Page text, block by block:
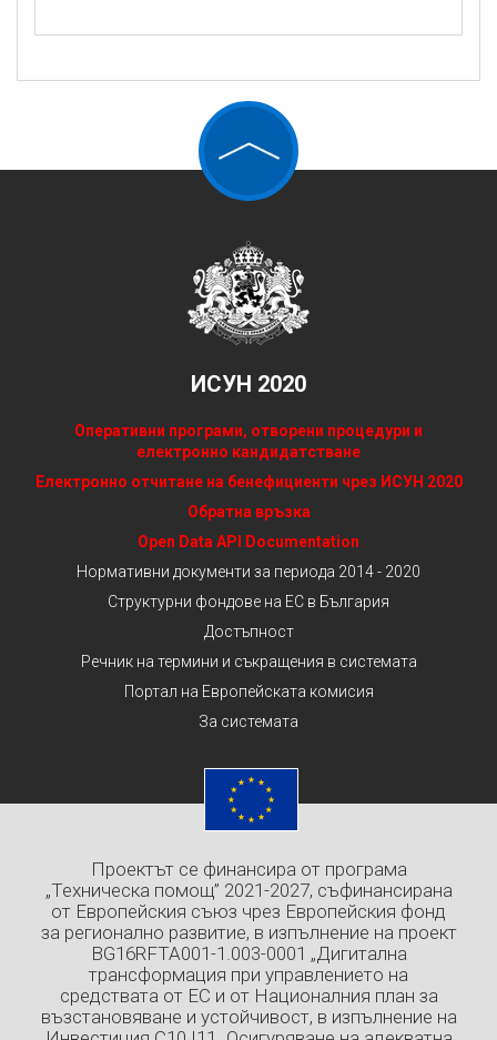
ИСУН 2020
Оперативни програми, отворени процедури и
електронно кандидатстване
Електронно отчитане на бенефициенти чрез ИСУН 2020
Обратна връзка
Open Data API Documentation
Нормативни документи за периода 2014 - 2020
Структурни фондове на ЕС в България
Достъпност
Речник на термини и съкращения в системата
Портал на Европейската комисия
За системата
Проектът се финансира от програма
„Техническа помощ” 2021-2027, съфинансирана
от Европейския съюз чрез Европейския фонд
за регионално развитие, в изпълнение на проект
BG16RFTA001-1.003-0001 „Дигитална
трансформация при управлението на
средствата от ЕС и от Националния план за
възстановяване и устойчивост, в изпълнение на